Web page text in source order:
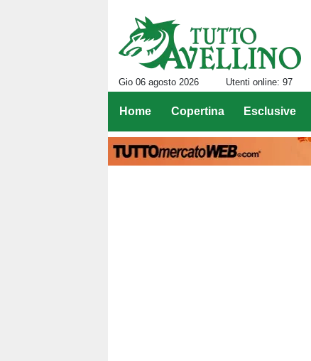
Gio 06 agosto 2026 Utenti online: 97
Home Copertina Esclusive